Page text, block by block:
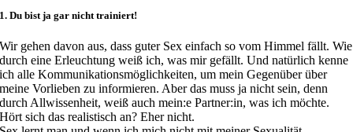
1. Du bist ja gar nicht trainiert!
Wir gehen davon aus, dass guter Sex einfach so vom Himmel fällt. Wie
durch eine Erleuchtung weiß ich, was mir gefällt. Und natürlich kenne
ich alle Kommunikationsmöglichkeiten, um mein Gegenüber über
meine Vorlieben zu informieren. Aber das muss ja nicht sein, denn
durch Allwissenheit, weiß auch mein:e Partner:in, was ich möchte.
Hört sich das realistisch an? Eher nicht.